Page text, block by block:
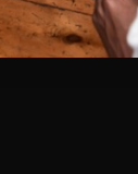
eintragen